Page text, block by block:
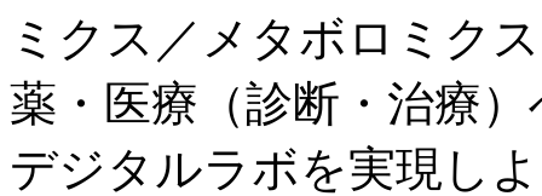
ミクス／メタボロミク
薬・医療（診断・治療
デジタルラボを実現し